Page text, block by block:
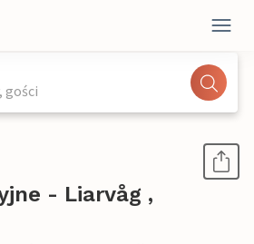
gości
- Liarvåg ,